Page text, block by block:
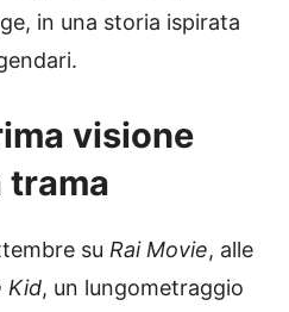
in una storia ispirata
visione
trama
su Rai Movie, alle
Kid, un lungometraggio